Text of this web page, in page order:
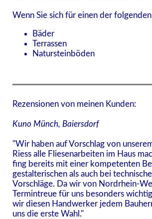
Wenn Sie sich für einen der
Bäder
Terrassen
Natursteinböden
Rezensionen von meinen Kunden:
Kuno Münch, Baiersdorf
"Wir haben auf Vorschlag von
Riess alle Fliesenarbeiten im Haus
fing bereits mit einer kompetenten
gestalterischen als auch bei
Vorschläge. Da wir von Nordrhein-
Termintreue für uns besonders
wir diesen Handwerker jedem
uns die erste Wahl."